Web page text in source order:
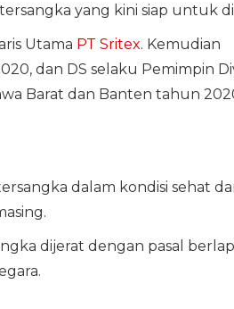
yang kini siap untuk
Utama PT Sritex. Kemudian
dan DS selaku Pemimpin
Barat dan Banten tahun
dalam kondisi sehat
dijerat dengan pasal